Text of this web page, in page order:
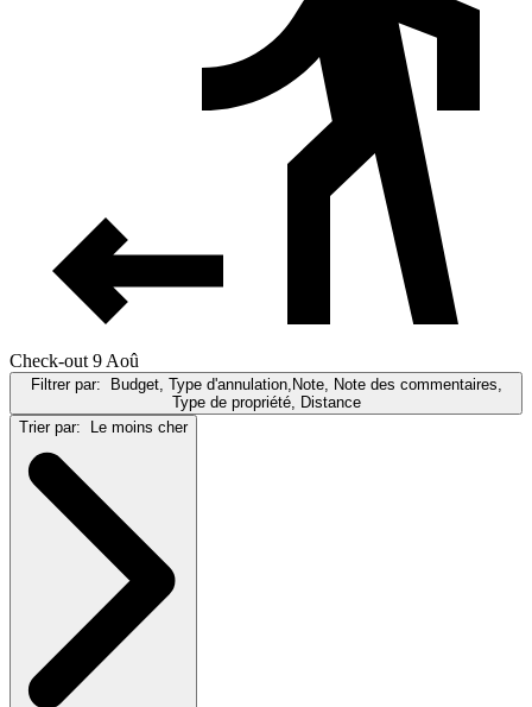
Check-out 9 Aoû
Filtrer par:
Budget, Type d'annulation,Note, Note des commentaires,
Type de propriété, Distance
Trier par:
Le moins cher